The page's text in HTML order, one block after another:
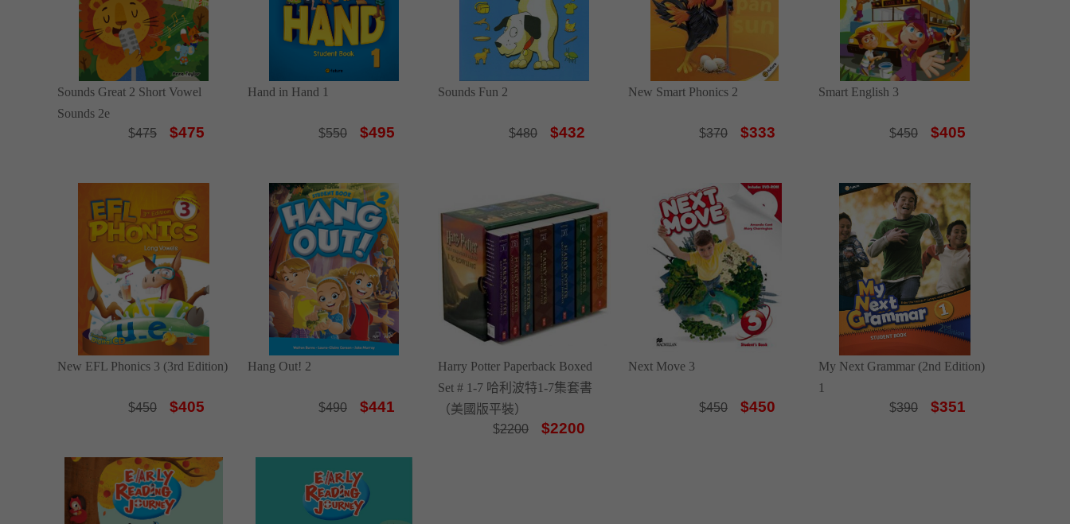
Sounds Great 2 Short Vowel
Sounds 2e
$475 $475
Hand in Hand 1
$550 $495
Sounds Fun 2
$480 $432
New Smart Phonics 2
$370 $333
Smart English 3
$450 $405
New EFL Phonics 3 (3rd Edition)
$450 $405
Hang Out! 2
$490 $441
Harry Potter Paperback Boxed
Set # 1-7 哈利波特1-7集套書
（美國版平裝）
$2200 $2200
Next Move 3
$450 $450
My Next Grammar (2nd Edition)
1
$390 $351